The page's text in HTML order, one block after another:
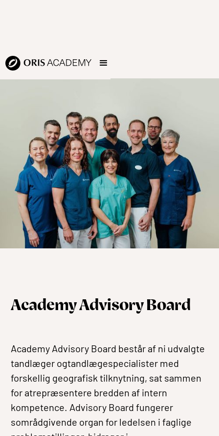
Academy Advisory Board
Academy Advisory Board består af ni udvalgte
tandlæger ogtandlægespecialister med
forskellig geografisk tilknytning, sat sammen
for atrepræsentere bredden af intern
kompetence. Advisory Board fungerer
sområdgivende organ for ledelsen i faglige